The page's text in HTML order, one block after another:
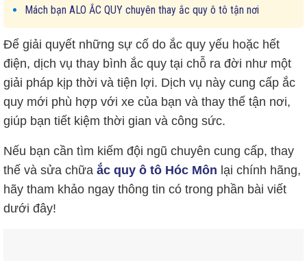
Mách bạn ALO ẮC QUY chuyên thay ắc quy ô tô tận nơi
Để giải quyết những sự cố do ắc quy yếu hoặc hết
điện, dịch vụ thay bình ắc quy tại chỗ ra đời như một
giải pháp kịp thời và tiện lợi. Dịch vụ này cung cấp ắc
quy mới phù hợp với xe của bạn và thay thế tận nơi,
giúp bạn tiết kiệm thời gian và công sức.
Nếu bạn cần tìm kiếm đội ngũ chuyên cung cấp, thay
thế và sửa chữa ắc quy ô tô Hóc Môn lại chính hãng,
hãy tham khảo ngay thông tin có trong phần bài viết
dưới đây!